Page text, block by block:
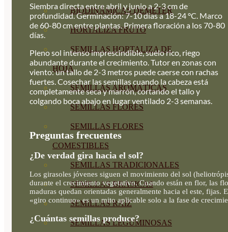
BIODINÁMICAS DEMETER
HORTALIZA FRUTO
SEMILLAS HORTALIZA DE
HOJA
SEMILLAS AROMÁTICAS
SEMILLAS FLORES
SEMILLAS FLORES
COMESTIBLES
SEMILLAS TRADICIONALES
SEMILLAS BRASICAS
SEMILLAS RAÍZ
SEMILLAS LEGUMINOSAS
Siembra directa entre abril y junio a 2-3 cm de
profundidad. Germinación: 7-10 días a 18-24 °C. Marco
de 60-80 cm entre plantas. Primera floración a los 70-80
días.
Pleno sol intenso imprescindible, suelo rico, riego
abundante durante el crecimiento. Tutor en zonas con
viento: un tallo de 2-3 metros puede caerse con rachas
fuertes. Cosechar las semillas cuando la cabeza está
completamente seca y marrón, cortando el tallo y
colgando boca abajo en lugar ventilado 2-3 semanas.
Preguntas frecuentes
¿De verdad gira hacia el sol?
Los girasoles jóvenes siguen el movimiento del sol
durante el crecimiento vegetativo. Cuando están en flor, las
maduras quedan orientadas generalmente hacia el este, fijas.
«giro continuo» es un mito aplicable solo a la fase de
¿Cuántas semillas produce?